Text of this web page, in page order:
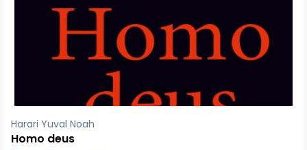
Pinker Steven
Instynkt językowy